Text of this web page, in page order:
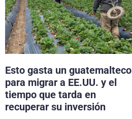
Esto gasta un guatemalteco
para migrar a EE.UU. y el
tiempo que tarda en
recuperar su inversión